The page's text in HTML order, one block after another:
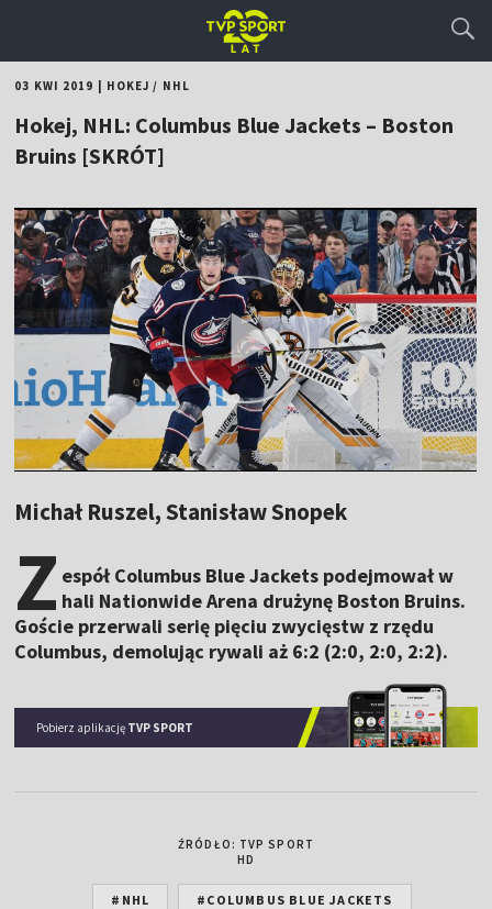
03 KWI 2019 HOKEJ / NHL
Hokej, NHL: Columbus Blue Jackets – Boston
Bruins [SKRÓT]
Michał Ruszel, Stanisław Snopek
Z espół Columbus Blue Jackets podejmował w
hali Nationwide Arena drużynę Boston Bruins.
Goście przerwali serię pięciu zwycięstw z rzędu
Columbus, demolując rywali aż 6:2 (2:0, 2:0, 2:2).
Pobierz aplikację TVP SPORT
ŹRÓDŁO: TVP SPORT
HD
#NHL #COLUMBUS BLUE JACKETS